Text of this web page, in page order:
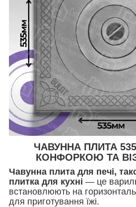
ЧАВУННА ПЛИТА
КОНФОРКОЮ ТА
Чавунна плита для печі,
плитка для кухні — це
встановлюють на
для приготування їжі.